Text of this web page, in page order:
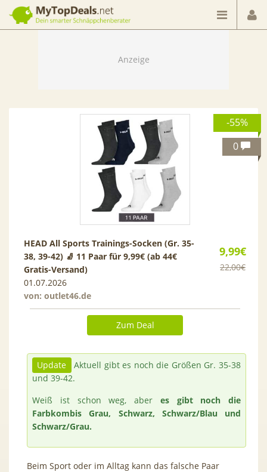
Dein smarter Schnäppchenberater
-55%
0
9,99€
22,00€
HEAD All Sports Trainings-Socken (Gr. 35-
38, 39-42) 🧦 11 Paar für 9,99€ (ab 44€
Gratis-Versand)
01.07.2026
von: outlet46.de
Zum Deal
Update
Aktuell gibt es noch die Größen Gr. 35-38
und 39-42.
Weiß ist schon weg, aber es gibt noch die
Farbkombis Grau, Schwarz, Schwarz/Blau und
Schwarz/Grau.
Beim Sport oder im Alltag kann das falsche Paar